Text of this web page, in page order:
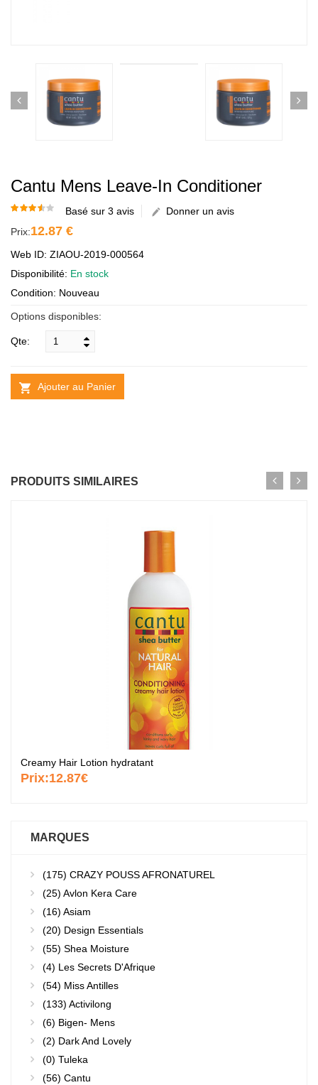
Cantu Mens Leave-In Conditioner
Basé sur 3 avis
Donner un avis
Prix:12.87 €
Web ID: ZIAOU-2019-000564
Disponibilité: En stock
Condition: Nouveau
Options disponibles:
Qte:
Ajouter au Panier
PRODUITS SIMILAIRES
Creamy Hair Lotion hydratant
Prix:12.87€
MARQUES
(175) CRAZY POUSS AFRONATUREL
(25) Avlon Kera Care
(16) Asiam
(20) Design Essentials
(55) Shea Moisture
(4) Les Secrets D'Afrique
(54) Miss Antilles
(133) Activilong
(6) Bigen- Mens
(2) Dark And Lovely
(0) Tuleka
(56) Cantu